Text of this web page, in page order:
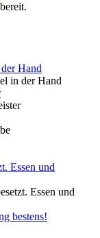
in der Hand
Essen und